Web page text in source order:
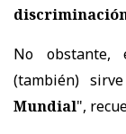
No
(también)
Mundial",